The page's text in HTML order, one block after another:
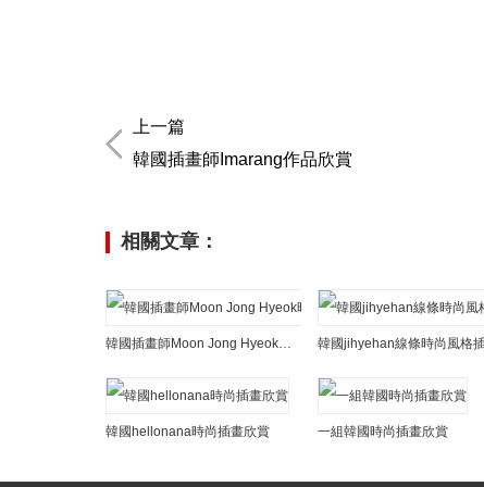
上一篇
韓國插畫師Imarang作品欣賞
相關文章：
韓國hellonana時尚插畫欣賞 一組韓國時尚插畫欣賞